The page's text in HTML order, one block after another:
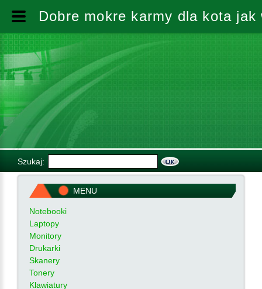
Szukaj:
MENU
Notebooki
Laptopy
Monitory
Drukarki
Skanery
Tonery
Klawiatury
Dobre mokre karmy dla kota